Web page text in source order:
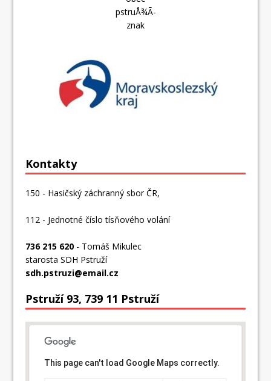
Kontakty
150 - Hasičský záchranný sbor ČR,
112 - Jednotné číslo tísňového volání
736 215 620 - Tomáš Mikulec
starosta SDH Pstruží
sdh.pstruzi@email.cz
Pstruží 93, 739 11 Pstruží
This page can't load Google Maps correctly.